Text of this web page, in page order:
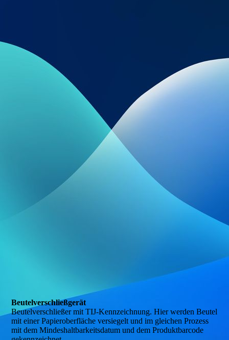
Beutelver­schließgerät
Beutelverschließer mit TIJ-Kennzeichnung. Hier werden Beutel
mit einer Papieroberfläche versiegelt und im gleichen Prozess
mit dem Mindeshaltbar­keitsdatum und dem Produktbarcode